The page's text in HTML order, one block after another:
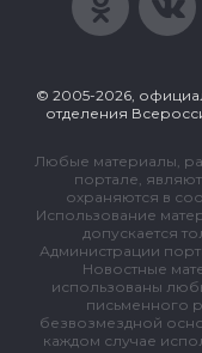
© 2005-2026,
отделения
Любые материалы,
портале,
охраняются в
Использование
допускается
Администрации
Новостные
использованы
письменного
безвозмездной
каждом случае